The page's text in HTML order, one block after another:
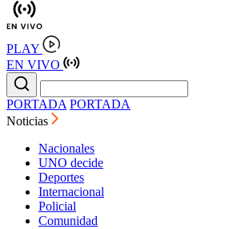
PLAY
EN VIVO
PORTADA PORTADA
Noticias
Nacionales
UNO decide
Deportes
Internacional
Policial
Comunidad